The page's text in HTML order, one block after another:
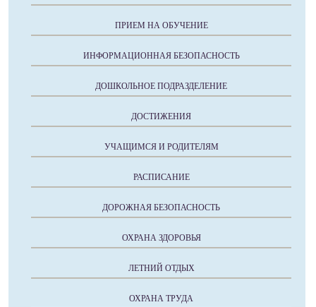
ПРИЕМ НА ОБУЧЕНИЕ
ИНФОРМАЦИОННАЯ БЕЗОПАСНОСТЬ
ДОШКОЛЬНОЕ ПОДРАЗДЕЛЕНИЕ
ДОСТИЖЕНИЯ
УЧАЩИМСЯ И РОДИТЕЛЯМ
РАСПИСАНИЕ
ДОРОЖНАЯ БЕЗОПАСНОСТЬ
ОХРАНА ЗДОРОВЬЯ
ЛЕТНИЙ ОТДЫХ
ОХРАНА ТРУДА